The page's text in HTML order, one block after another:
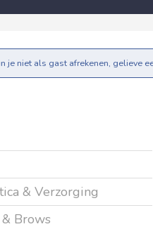
je niet als gast afrekenen, gelieve
& Verzorging
& Brows